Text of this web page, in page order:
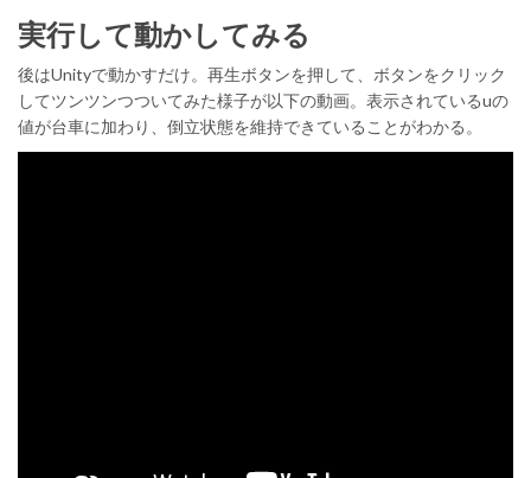
実行して動かしてみる
後はUnityで動かすだけ。再生ボタンを押して、ボタンをクリック
してツンツンつついてみた様子が以下の動画。表示されているuの
値が台車に加わり、倒立状態を維持できていることがわかる。